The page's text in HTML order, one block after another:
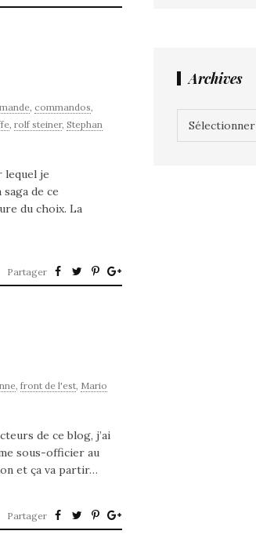
, commandos,
, rolf steiner, Stephan
lequel je
de ce
du choix. La
Partager
, front de l'est, Mario
de ce blog, j’ai
sous-officier au
et ça va partir…
Partager
Archives